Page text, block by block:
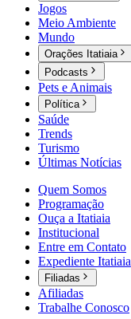
Jogos
Meio Ambiente
Mundo
Orações Itatiaia
Podcasts
Pets e Animais
Política
Saúde
Trends
Turismo
Últimas Notícias
Quem Somos
Programação
Ouça a Itatiaia
Institucional
Entre em Contato
Expediente Itatiaia
Filiadas
Afiliadas
Trabalhe Conosco